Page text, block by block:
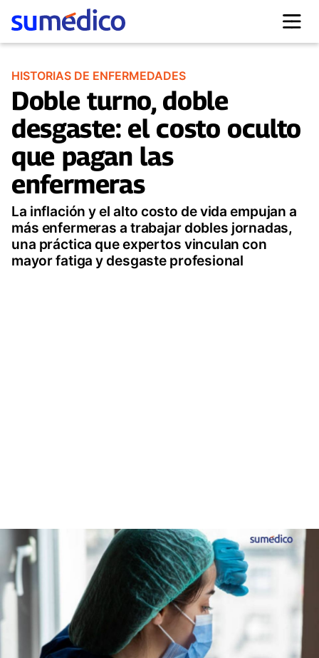
HISTORIAS DE ENFERMEDADES
Doble turno, doble
desgaste: el costo oculto
que pagan las
enfermeras
La inflación y el alto costo de vida empujan a
más enfermeras a trabajar dobles jornadas,
una práctica que expertos vinculan con
mayor fatiga y desgaste profesional